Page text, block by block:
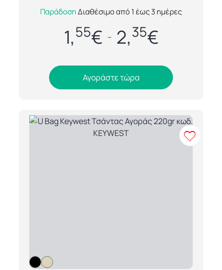
Η U Bag Hawai είναι μια ανθεκτική και
κομψή τσάντα αγοράς 150gr, σχεδιασμένη
για καθημερινή χρήση και επαγγελματικές
προ...
ΠαράδοσηΔιαθέσιμο από 1 έως 3 ημέρες
1,55€ – 2,35€
Αγοράστε τώρα